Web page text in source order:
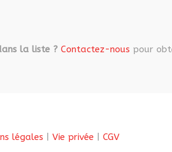
la liste ? Contactez-nous pour
légales Vie privée CGV